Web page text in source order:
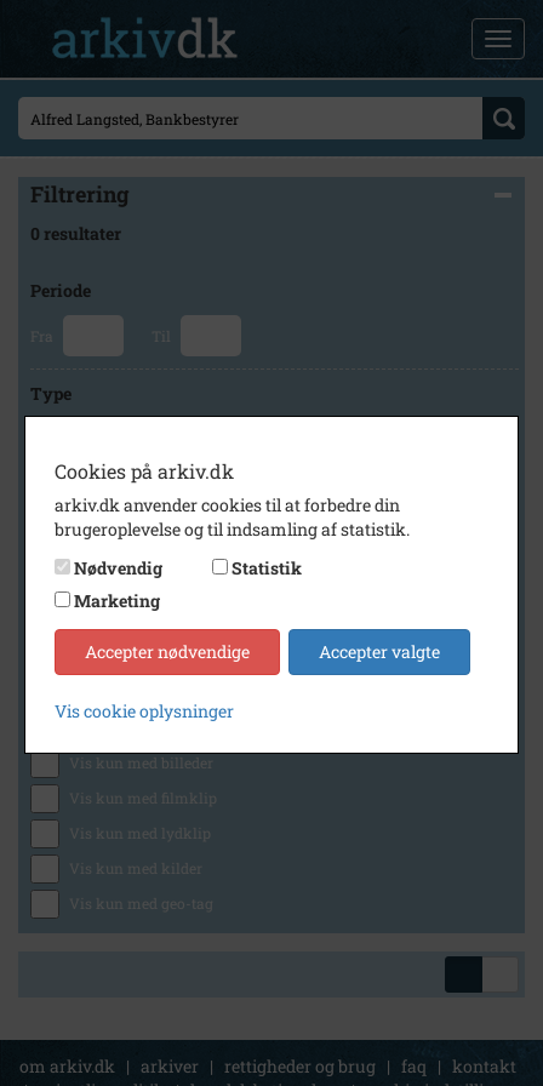
Filtrering
0 resultater
Periode
Fra Til
Type
Arkiv
Kalundborg Lokalarkiv
Generelt
Vis kun med billeder
Vis kun med filmklip
Vis kun med lydklip
Vis kun med kilder
Vis kun med geo-tag
om arkiv.dk | arkiver | rettigheder og brug | faq | kontakt
Cookies på arkiv.dk
arkiv.dk anvender cookies til at forbedre din
brugeroplevelse og til indsamling af statistik.
Nødvendig
Statistik
Marketing
Accepter nødvendige Accepter valgte
Vis cookie oplysninger